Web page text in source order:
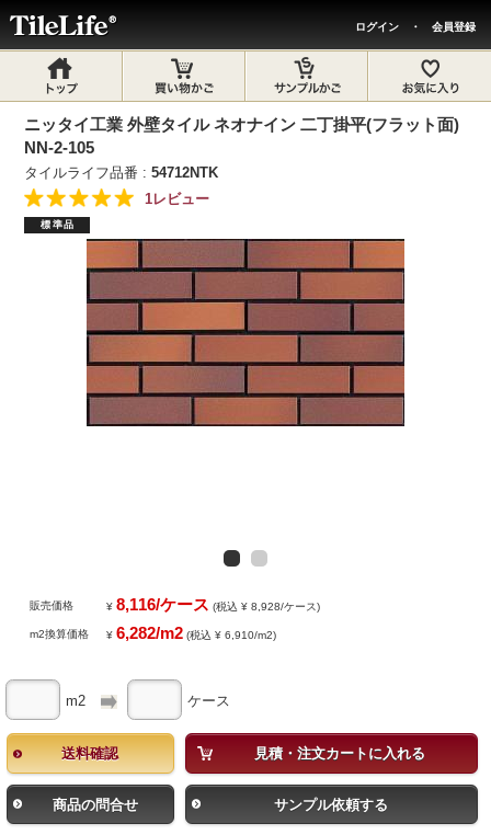
ログイン ・ 会員登録
ニッタイ工業 外壁タイル ネオナイン 二丁掛平(フラット面)
NN-2-105
タイルライフ品番 :54712NTK
1レビュー
標準品
販売価格 ¥8,116/ケース (税込 ¥ 8,928/ケース)
m2換算価格 ¥6,282/m2 (税込 ¥ 6,910/m2)
m2 ケース
送料確認 見積・注文カートに入れる
商品の問合せ サンプル依頼する